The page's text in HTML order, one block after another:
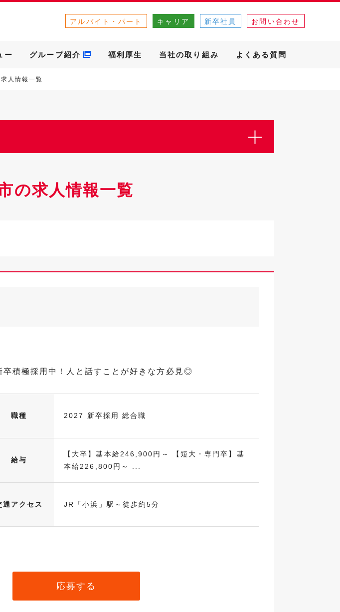
アルバイト・パート キャリア 新卒社員 お問い合わせ
ー グループ紹介 福利厚生 当社の取り組み よくある質問
人情報一覧
の求人情報一覧
積極採用中！人と話すことが好きな方必見◎
職種 2027 新卒採用 総合職
給与
【大卒】基本給246,900円～ 【短大・専門卒】基
本給226,800円～ ...
通アクセス JR「小浜」駅～徒歩約5分
応募する